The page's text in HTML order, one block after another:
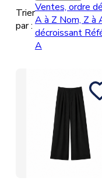
Trier
par :
Ventes, ordre
A à Z Nom, Z à
décroissant
A